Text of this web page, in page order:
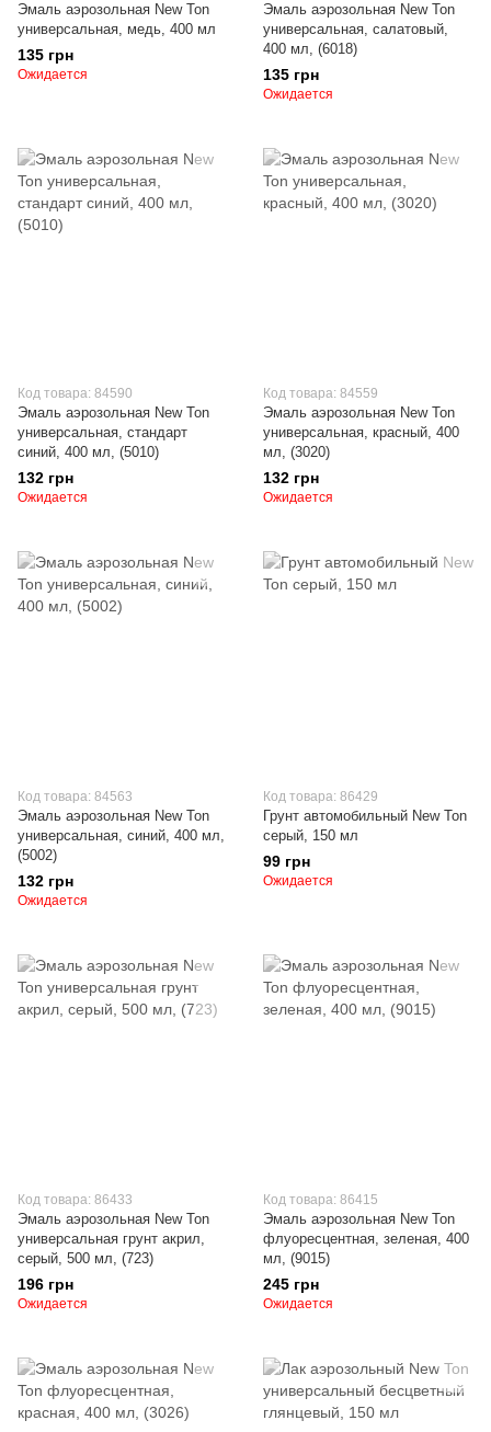
Эмаль аэрозольная New Ton
универсальная, медь, 400 мл
135 грн
Ожидается
Эмаль аэрозольная New Ton
универсальная, салатовый,
400 мл, (6018)
135 грн
Ожидается
Код товара: 84590
Эмаль аэрозольная New Ton
универсальная, стандарт
синий, 400 мл, (5010)
132 грн
Ожидается
Код товара: 84559
Эмаль аэрозольная New Ton
универсальная, красный, 400
мл, (3020)
132 грн
Ожидается
Код товара: 84563
Эмаль аэрозольная New Ton
универсальная, синий, 400 мл,
(5002)
132 грн
Ожидается
Код товара: 86429
Грунт автомобильный New Ton
серый, 150 мл
99 грн
Ожидается
Код товара: 86433
Эмаль аэрозольная New Ton
универсальная грунт акрил,
серый, 500 мл, (723)
196 грн
Ожидается
Код товара: 86415
Эмаль аэрозольная New Ton
флуоресцентная, зеленая, 400
мл, (9015)
245 грн
Ожидается